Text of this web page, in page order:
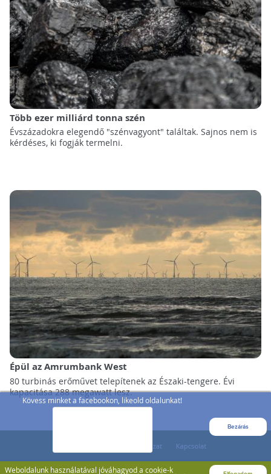
Kövess minket a facebookon, likeold oldalunkat!
Bezárás
Weboldalunk használatával jóváhagyod a cookie-k
Több ezer milliárd tonna szén
Évszázadokra elegendő "szénvagyont" találtak. Sajnos nem is
kérdéses, ki fogják termelni.
Épül az Amrumbank West
80 turbinás erőművet telepítenek az Északi-tengere. Évi
kapacitása 288 megawatt lesz.